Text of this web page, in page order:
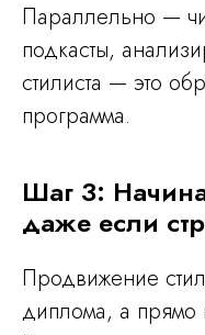
Параллельно —
подкасты,
стилиста — это
программа.
Шаг 3:
даже если
Продвижение
диплома, а прямо